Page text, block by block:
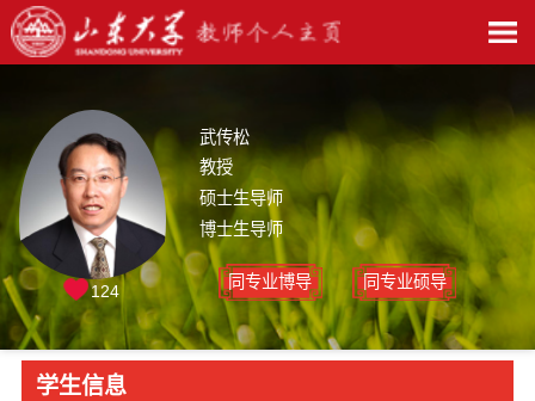
武传松
教授
硕士生导师
博士生导师
同专业博导 同专业硕导
124
学生信息